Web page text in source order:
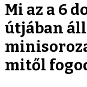
Mi az a 6
útjában
mitől